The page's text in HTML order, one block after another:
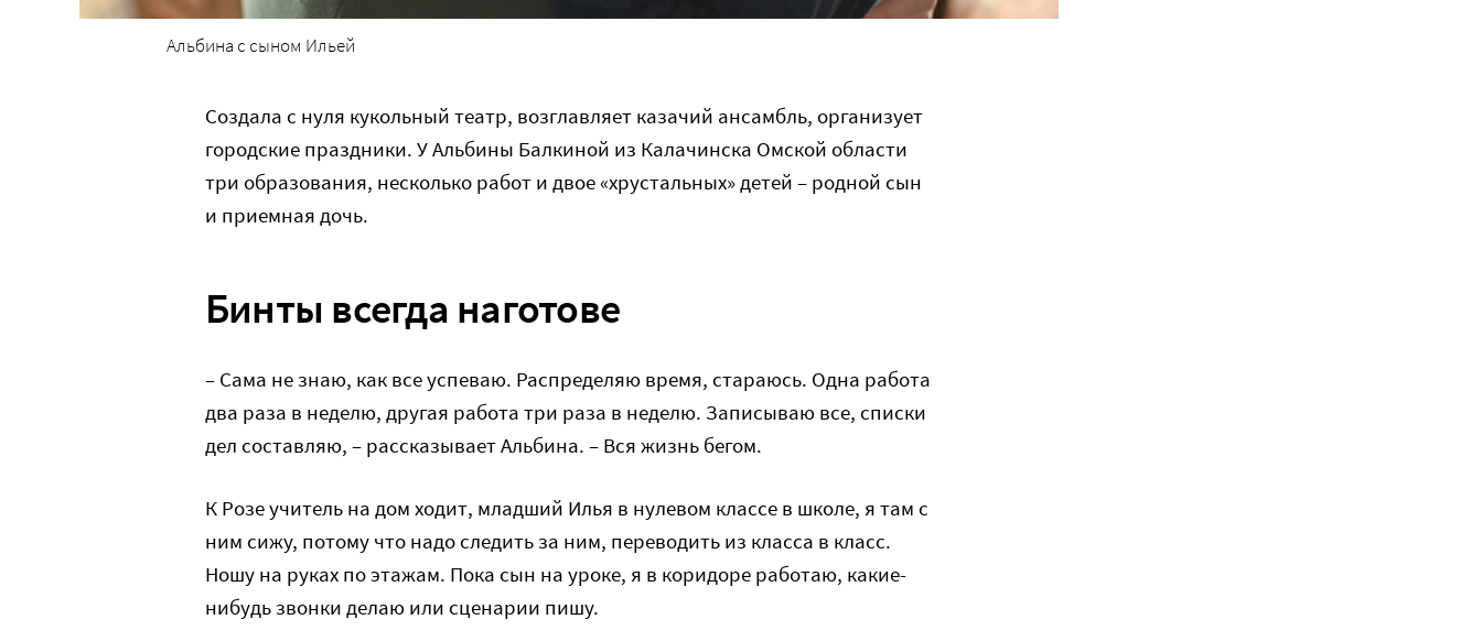
Альбина с сыном Ильей
Создала с нуля кукольный театр, возглавляет казачий ансамбль, организует
городские праздники. У Альбины Балкиной из Калачинска Омской области
три образования, несколько работ и двое «хрустальных» детей – родной сын
и приемная дочь.
Бинты всегда наготове
– Сама не знаю, как все успеваю. Распределяю время, стараюсь. Одна работа
два раза в неделю, другая работа три раза в неделю. Записываю все, списки
дел составляю, – рассказывает Альбина. – Вся жизнь бегом.
К Розе учитель на дом ходит, младший Илья в нулевом классе в школе, я там с
ним сижу, потому что надо следить за ним, переводить из класса в класс.
Ношу на руках по этажам. Пока сын на уроке, я в коридоре работаю, какие-
нибудь звонки делаю или сценарии пишу.